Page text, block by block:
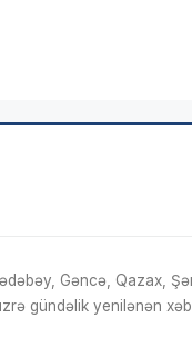
Gəncə, Qazax,
gündəlik yenilənən